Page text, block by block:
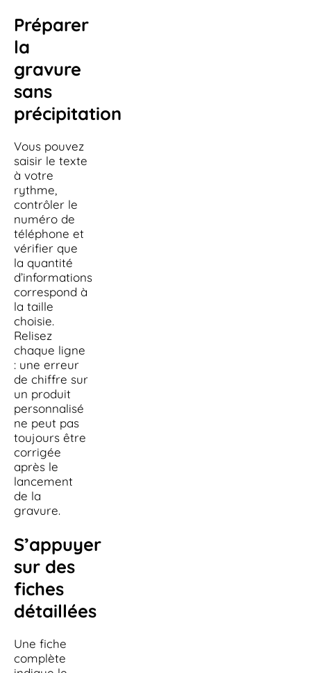
Préparer
la
gravure
sans
précipitation
Vous pouvez
saisir le texte
à votre
rythme,
contrôler le
numéro de
téléphone et
vérifier que
la quantité
d’informations
correspond à
la taille
choisie.
Relisez
chaque ligne
: une erreur
de chiffre sur
un produit
personnalisé
ne peut pas
toujours être
corrigée
après le
lancement
de la
gravure.
S’appuyer
sur des
fiches
détaillées
Une fiche
complète